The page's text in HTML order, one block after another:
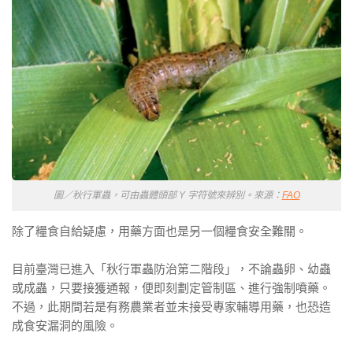
圖／秋行軍蟲，可由蟲體頭部 Y 字符號來辨別。來源： FAO
除了糧食自給疑慮，用藥方面也是另一個糧食安全難關。
目前臺灣已進入「秋行軍蟲防治第二階段」，不論蟲卵、幼蟲
或成蟲，只要接獲通報，便即刻劃定管制區、進行強制噴藥。
不過，此期間若是有務農業者並未接受專家輔導用藥，也恐造
成食安漏洞的風險。